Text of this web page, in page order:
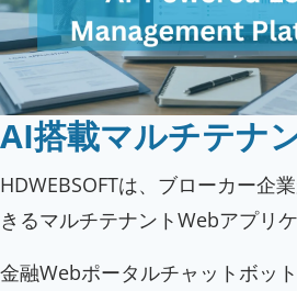
AI搭載マルチテナ
HDWEBSOFTは、ブローカー企
きるマルチテナントWebアプリ
金融Webポータルチャットボッ